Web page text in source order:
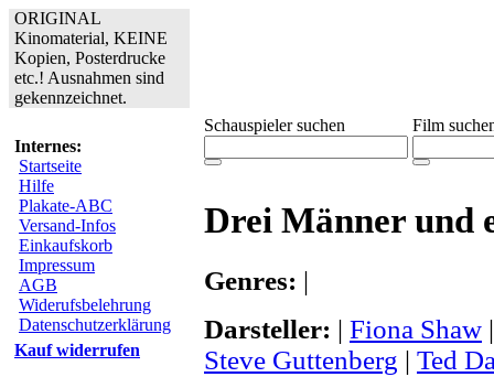
ORIGINAL
Kinomaterial, KEINE
Kopien, Posterdrucke
etc.! Ausnahmen sind
gekennzeichnet.
Internes:
Startseite
Hilfe
Plakate-ABC
Versand-Infos
Einkaufskorb
Impressum
AGB
Widerufsbelehrung
Datenschutzerklärung
Kauf widerrufen
Schauspieler suchen Film
Drei Männer und
Genres: |
Darsteller: | Fiona Shaw
Steve Guttenberg | Ted